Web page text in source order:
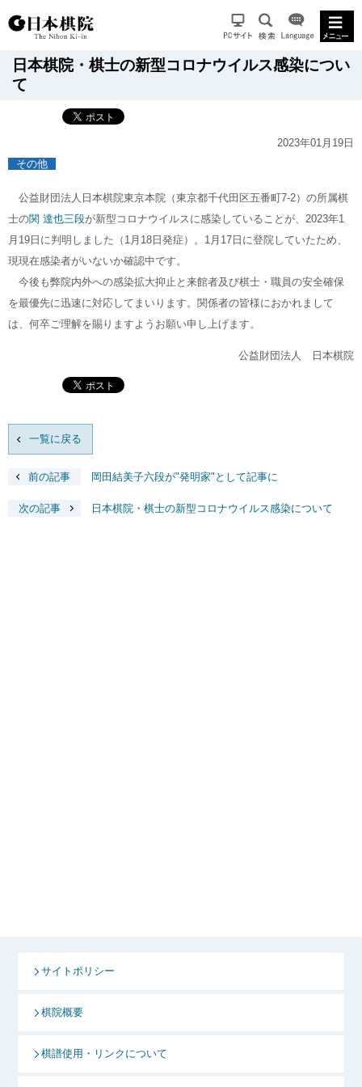
日本棋院・棋士の新型コロナウイルス感染につい
て
2023年01月19日
その他
公益財団法人日本棋院東京本院（東京都千代田区五番町7-2）の所属棋
士の関 達也三段が新型コロナウイルスに感染していることが、2023年1
月19日に判明しました（1月18日発症）。1月17日に登院していたため、
現現在感染者がいないか確認中です。
今後も弊院内外への感染拡大抑止と来館者及び棋士・職員の安全確保
を最優先に迅速に対応してまいります。関係者の皆様におかれまして
は、何卒ご理解を賜りますようお願い申し上げます。
公益財団法人 日本棋院
一覧に戻る
前の記事 岡田結美子六段が"発明家"として記事に
次の記事 日本棋院・棋士の新型コロナウイルス感染について
サイトポリシー
棋院概要
棋譜使用・リンクについて